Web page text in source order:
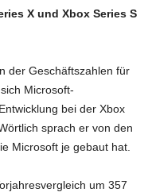
X und Xbox Series S
der Geschäftszahlen für
Microsoft-
bei der Xbox
sprach er von den
Microsoft je gebaut hat.
um 357